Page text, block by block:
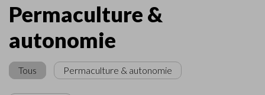
Permaculture &
autonomie
Tous Permaculture & autonomie